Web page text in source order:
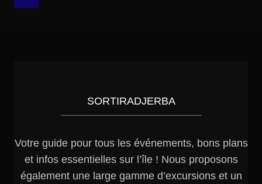
SORTIRADJERBA
Votre guide pour tous les événements, bons plans
et infos essentielles sur l’île ! Nous proposons
également une large gamme d’excursions et un